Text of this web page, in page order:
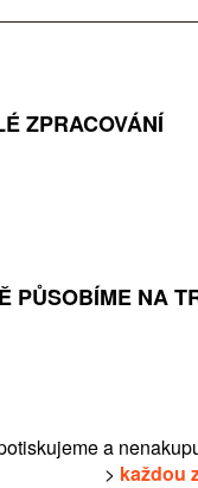
ZPRACOVÁNÍ
PŮSOBÍME NA
a
> každou